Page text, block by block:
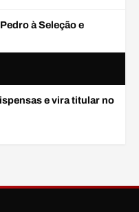
à Seleção e
e vira titular no